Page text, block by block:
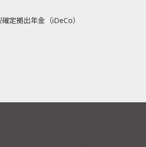
定拠出年金（iDeCo）